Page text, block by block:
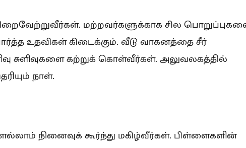
மற்றவர்களுக்காக சில
உதவிகள் கிடைக்கும். வீடு வாகனத்தை சீர்
சுளிவுகளை கற்றுக் கொள்வீர்கள். அலுவலகத்தில்
நாள்.
நினைவுக் கூர்ந்து மகிழ்வீர்கள். பிள்ளைகளின்